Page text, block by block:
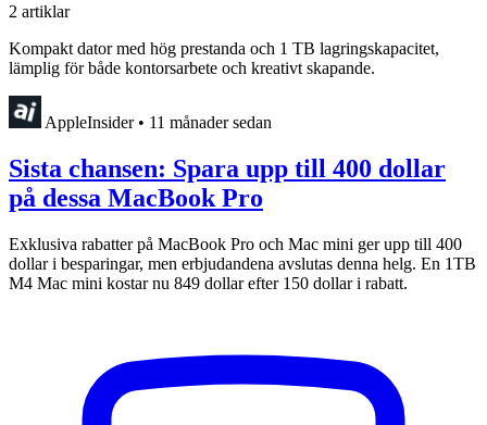
2 artiklar
Kompakt dator med hög prestanda och 1 TB lagringskapacitet,
lämplig för både kontorsarbete och kreativt skapande.
AppleInsider • 11 månader sedan
Sista chansen: Spara upp till 400 dollar
på dessa MacBook Pro
Exklusiva rabatter på MacBook Pro och Mac mini ger upp till 400
dollar i besparingar, men erbjudandena avslutas denna helg. En 1TB
M4 Mac mini kostar nu 849 dollar efter 150 dollar i rabatt.